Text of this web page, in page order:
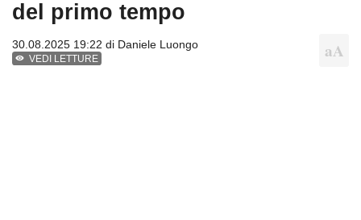
del primo tempo
30.08.2025 19:22 di Daniele Luongo
VEDI LETTURE